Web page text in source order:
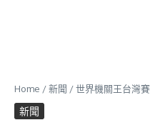
Home /新聞 /世界機關王台灣
新聞